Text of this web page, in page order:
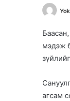
мэдэж
агсам